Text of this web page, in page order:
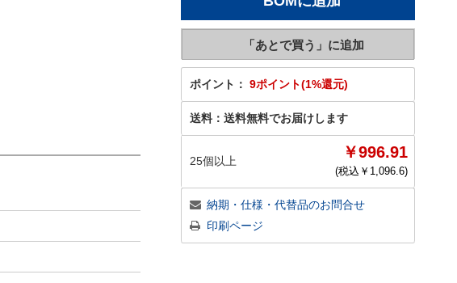
ポイント： 9ポイント(1%還元)
送料： 送料無料でお届けします
25個以上 ￥996.91
(税込￥ 1,096.6)
納期・仕様・代替品のお問合せ
印刷ページ